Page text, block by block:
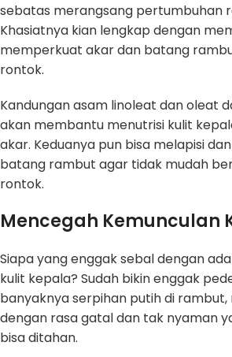
sebatas merangsang pertumbuhan
Khasiatnya kian lengkap dengan
memperkuat akar dan batang
rontok.
Kandungan asam linoleat dan oleat
akan membantu menutrisi kulit
akar. Keduanya pun bisa melapisi
batang rambut agar tidak mudah
rontok.
Mencegah Kemunculan
Siapa yang enggak sebal dengan
kulit kepala? Sudah bikin enggak
banyaknya serpihan putih di
dengan rasa gatal dan tak nyaman
bisa ditahan.